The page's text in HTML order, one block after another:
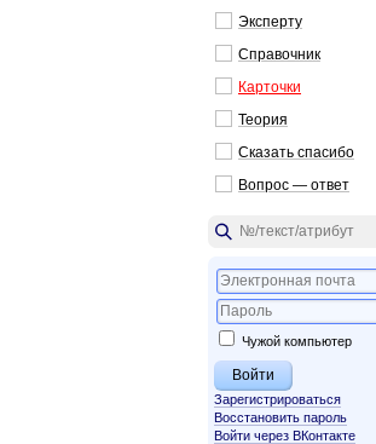
Экс­пер­ту
Спра­воч­ник
Кар­точ­ки
Тео­рия
Ска­зать спа­си­бо
Во­прос — ответ
Чужой компьютер
Зарегистрироваться
Восстановить пароль
Войти через ВКонтакте